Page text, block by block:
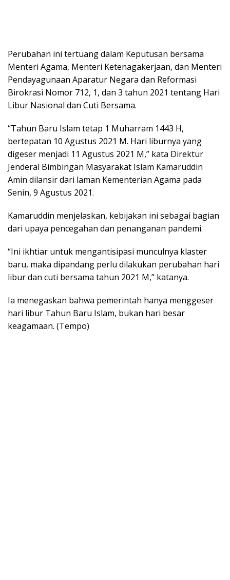
Perubahan ini tertuang dalam Keputusan bersama
Menteri Agama, Menteri Ketenagakerjaan, dan Menteri
Pendayagunaan Aparatur Negara dan Reformasi
Birokrasi Nomor 712, 1, dan 3 tahun 2021 tentang Hari
Libur Nasional dan Cuti Bersama.
“Tahun Baru Islam tetap 1 Muharram 1443 H,
bertepatan 10 Agustus 2021 M. Hari liburnya yang
digeser menjadi 11 Agustus 2021 M,” kata Direktur
Jenderal Bimbingan Masyarakat Islam Kamaruddin
Amin dilansir dari laman Kementerian Agama pada
Senin, 9 Agustus 2021.
Kamaruddin menjelaskan, kebijakan ini sebagai bagian
dari upaya pencegahan dan penanganan pandemi.
“Ini ikhtiar untuk mengantisipasi munculnya klaster
baru, maka dipandang perlu dilakukan perubahan hari
libur dan cuti bersama tahun 2021 M,” katanya.
Ia menegaskan bahwa pemerintah hanya menggeser
hari libur Tahun Baru Islam, bukan hari besar
keagamaan. (Tempo)